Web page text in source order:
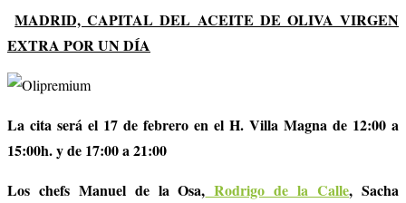
MADRID, CAPITAL DEL ACEITE DE OLIVA VIRGEN
EXTRA POR UN DÍA
La cita será el 17 de febrero en el H. Villa Magna de 12:00 a
15:00h. y de 17:00 a 21:00
Los chefs Manuel de la Osa, Rodrigo de la Calle, Sacha